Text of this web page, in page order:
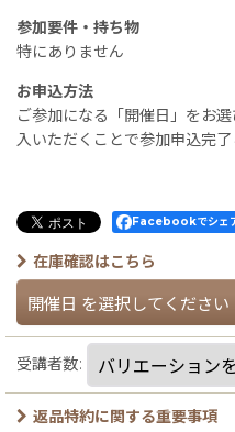
参加要件・持ち物
特にありません
お申込方法
ご参加になる「開催日」をお
入いただくことで参加申込完了
Facebookでシェ
在庫確認はこちら
開催日 を選択してください
受講者数:
返品特約に関する重要事項